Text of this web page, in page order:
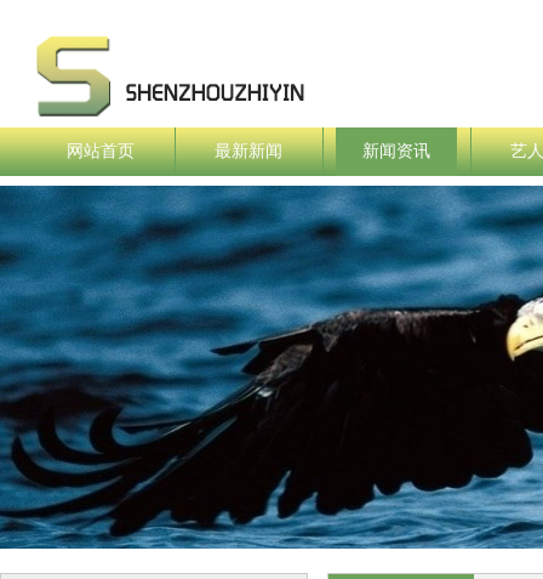
网站首页 最新新闻 新闻资讯 艺